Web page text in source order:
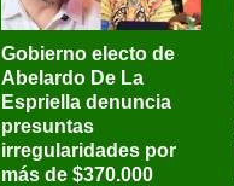
Gobierno electo de
Abelardo De La
Espriella denuncia
presuntas
irregularidades por
más de $370.000